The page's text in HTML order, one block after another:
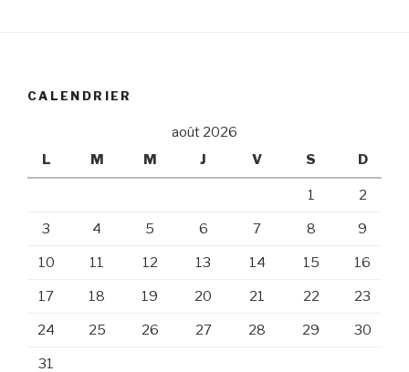
CALENDRIER
août 2026
L
M M J V S D
1 2
3 4 5 6 7 8 9
10 11 12 13 14 15 16
17 18 19 20 21 22 23
24 25 26 27 28 29 30
31